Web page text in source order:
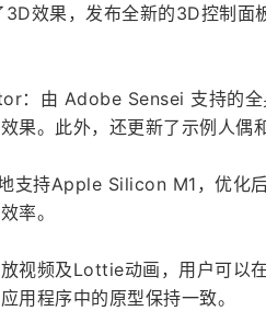
3D效果，发布全新的3D控制
：由 Adobe Sensei 支持的
果。此外，还更新了示例人偶
支持Apple Silicon M1，优化
率。
放视频及Lottie动画，用户可以
用程序中的原型保持一致。